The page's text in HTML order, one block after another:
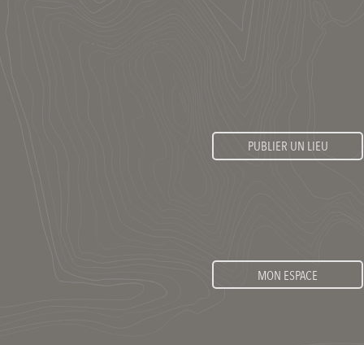
PUBLIER UN LIEU
MON ESPACE